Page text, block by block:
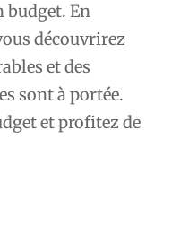
budget. En
découvrirez
et des
sont à portée.
et profitez de